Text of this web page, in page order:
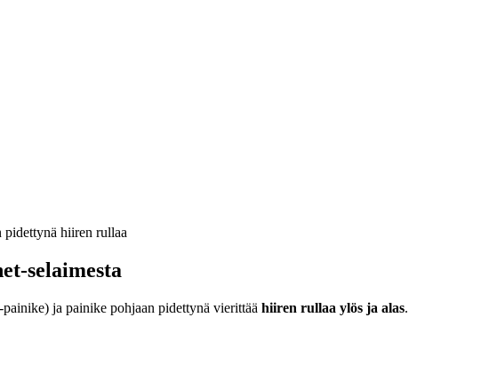
selaimesta
-painike) ja painike pohjaan pidettynä vierittää hiiren rullaa ylös ja alas.